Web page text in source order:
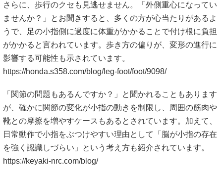
さらに、歩行のクセも見逃せません。「外側重心になってい
ませんか？」とお聞きすると、多くの方が心当たりがあるよ
うで、足の小指側に過度に体重がかかることで付け根に負担
がかかると言われています。歩き方の偏りが、変形の進行に
影響する可能性も示されています。
https://honda.s358.com/blog/leg-foot/foot/9098/
「関節の問題もあるんですか？」と聞かれることもあります
が、確かに関節の変化が小指の動きを制限し、周囲の筋肉や
靴との摩擦を増やすケースもあるとされています。加えて、
日常動作で小指をぶつけやすい理由として「脳が小指の存在
を強く認識しづらい」という考え方も紹介されています。
https://keyaki-nrc.com/blog/